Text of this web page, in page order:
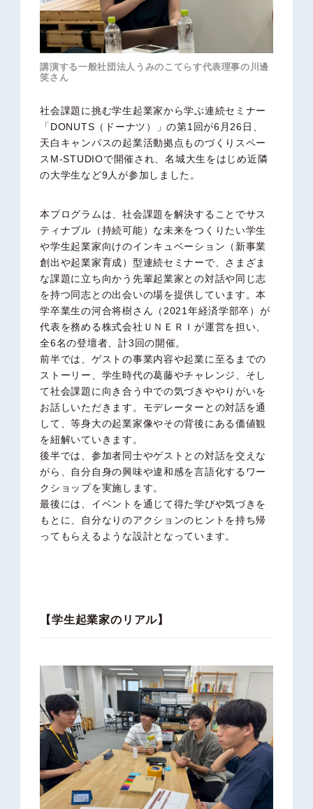
講演する一般社団法人うみのこてらす代表理事の川邊
笑さん
社会課題に挑む学生起業家から学ぶ連続セミナー
「DONUTS（ドーナツ）」の第1回が6月26日、
天白キャンパスの起業活動拠点ものづくりスペー
スM-STUDIOで開催され、名城大生をはじめ近隣
の大学生など9人が参加しました。
本プログラムは、社会課題を解決することでサス
ティナブル（持続可能）な未来をつくりたい学生
や学生起業家向けのインキュベーション（新事業
創出や起業家育成）型連続セミナーで、さまざま
な課題に立ち向かう先輩起業家との対話や同じ志
を持つ同志との出会いの場を提供しています。本
学卒業生の河合将樹さん（2021年経済学部卒）が
代表を務める株式会社ＵＮＥＲＩが運営を担い、
全6名の登壇者、計3回の開催。
前半では、ゲストの事業内容や起業に至るまでの
ストーリー、学生時代の葛藤やチャレンジ、そし
て社会課題に向き合う中での気づきややりがいを
お話しいただきます。モデレーターとの対話を通
して、等身大の起業家像やその背後にある価値観
を紐解いていきます。
後半では、参加者同士やゲストとの対話を交えな
がら、自分自身の興味や違和感を言語化するワー
クショップを実施します。
最後には、イベントを通じて得た学びや気づきを
もとに、自分なりのアクションのヒントを持ち帰
ってもらえるような設計となっています。
【学生起業家のリアル】